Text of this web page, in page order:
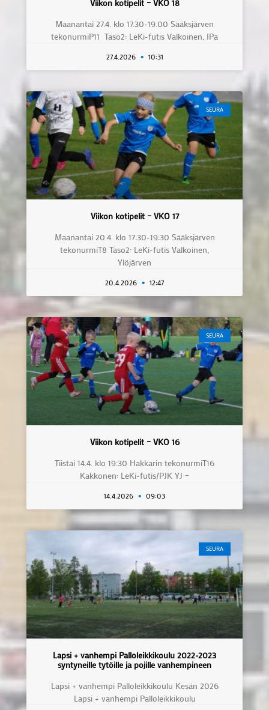
Viikon kotipelit – VKO 18
Maanantai 27.4. klo 17.30-19.00 Sääksjärven
tekonurmiP11 Taso2: LeKi-futis Valkoinen, IPa
27.4.2026 10:31
SEURA
Viikon kotipelit – VKO 17
Maanantai 20.4. klo 17:30-19:30 Sääksjärven
tekonurmiT8 Taso2: LeKi-futis Valkoinen,
Ylöjärven
20.4.2026 12:47
SEURA
Viikon kotipelit – VKO 16
Tiistai 14.4. klo 19:30 Hakkarin tekonurmiT16
Kakkonen: LeKi-futis/PJK YJ –
14.4.2026 09:03
SEURA
Lapsi + vanhempi Palloleikkikoulu 2022-2023
syntyneille tytöille ja pojille vanhempineen
Lapsi + vanhempi Palloleikkikoulu Kesän 2026
Lapsi + vanhempi Palloleikkikoulu